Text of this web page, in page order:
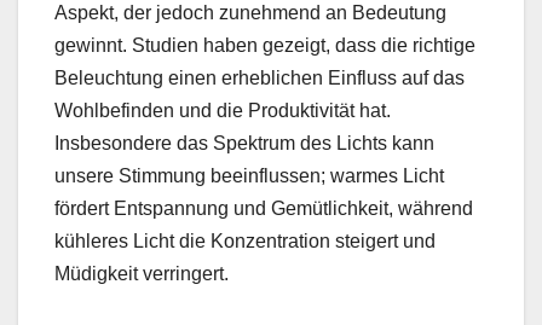
Aspekt, der jedoch zunehmend an Bedeutung
gewinnt. Studien haben gezeigt, dass die richtige
Beleuchtung einen erheblichen Einfluss auf das
Wohlbefinden und die Produktivität hat.
Insbesondere das Spektrum des Lichts kann
unsere Stimmung beeinflussen; warmes Licht
fördert Entspannung und Gemütlichkeit, während
kühleres Licht die Konzentration steigert und
Müdigkeit verringert.